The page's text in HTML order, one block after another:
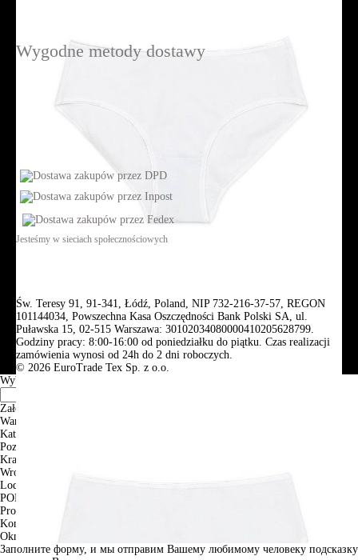
Wygodne metody dostawy
Jesteśmy w sieciach społecznościowych
Św. Teresy 91, 91-341, Łódź, Poland, NIP 732-216-37-57, REGON
101144034, Powszechna Kasa Oszczędności Bank Polski SA, ul.
Puławska 15, 02-515 Warszawa: 30102034080000410205628799.
Godziny pracy: 8:00-16:00 od poniedziałku do piątku. Czas realizacji
zamówienia wynosi od 24h do 2 dni roboczych.
© 2026 EuroTrade Tex Sp. z o.o.
Wybierz miasta
Założenia
Warszawa
Katowice
Poznan
Krakow
Wroclaw
Lodz
PODGLĄD
Produkt w koszyku
Kontynuuj zakupy
Okno informacyjne
Заполните форму, и мы отправим Вашему любимому человеку подсказку